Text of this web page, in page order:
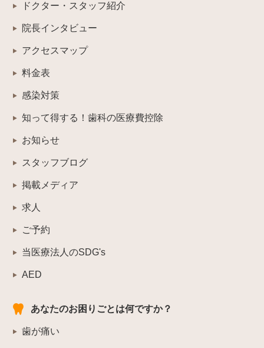
ドクター・スタッフ紹介
院長インタビュー
アクセスマップ
料金表
感染対策
知って得する！歯科の医療費控除
お知らせ
スタッフブログ
掲載メディア
求人
ご予約
当医療法人のSDG's
AED
あなたのお困りごとは何ですか？
歯が痛い